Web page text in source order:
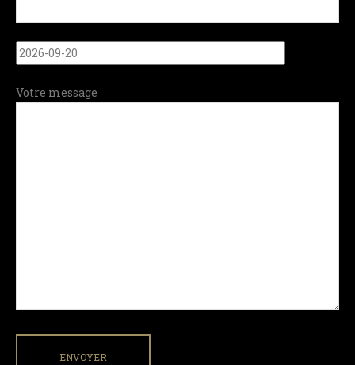
Votre message